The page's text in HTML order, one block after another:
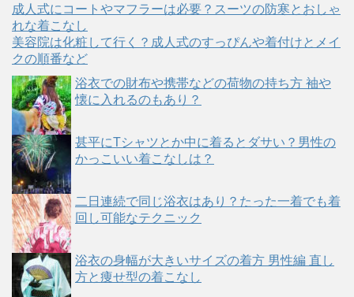
成人式にコートやマフラーは必要？スーツの防寒とおしゃ
れな着こなし
美容院は化粧して行く？成人式のすっぴんや着付けとメイ
クの順番など
浴衣での財布や携帯などの荷物の持ち方 袖や
懐に入れるのもあり？
甚平にTシャツとか中に着るとダサい？男性の
かっこいい着こなしは？
二日連続で同じ浴衣はあり？たった一着でも着
回し可能なテクニック
浴衣の身幅が大きいサイズの着方 男性編 直し
方と痩せ型の着こなし